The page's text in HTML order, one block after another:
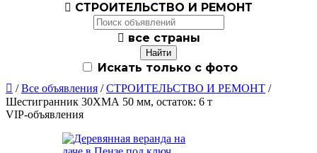
 СТРОИТЕЛЬСТВО И РЕМОНТ
 все страны
Искать только с фото
 /Все объявления /СТРОИТЕЛЬСТВО И РЕМОНТ /
Шестигранник 30ХМА 50 мм, остаток: 6 т
VIP-объявления